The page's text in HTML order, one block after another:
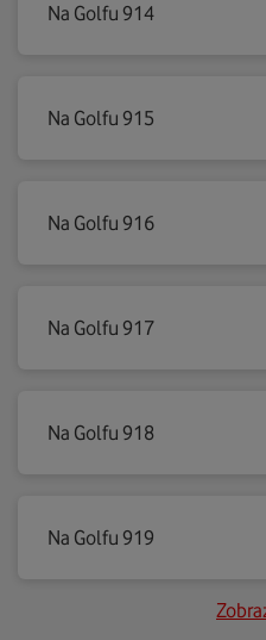
Na Golfu 914
Na Golfu 915
Na Golfu 916
Na Golfu 917
Na Golfu 918
Na Golfu 919